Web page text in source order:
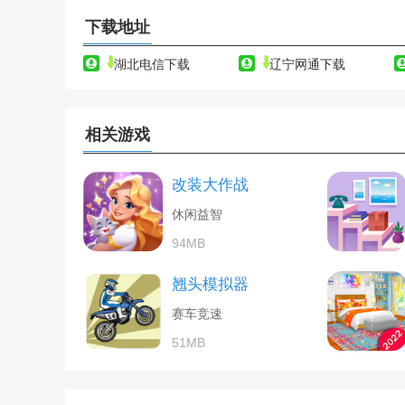
下载地址
湖北电信下载 辽宁网通下载
相关游戏
改装大作战
休闲益智
94MB
翘头模拟器
赛车竞速
51MB